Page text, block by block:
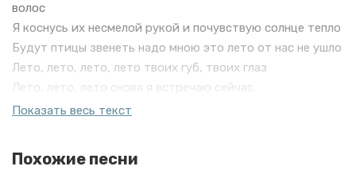
волос
Я коснусь их несмелой рукой и почувствую солнце тепло
Будут птицы звенеть надо мною это лето от нас не ушло
Лето, лето, лето, лето твоих губ, твоих глаз
Лето, лето, лето снова я встречаю сейчас
Это лето твоё навсегда сберегу, без него я прожить не
Показать весь текст
Похожие песни